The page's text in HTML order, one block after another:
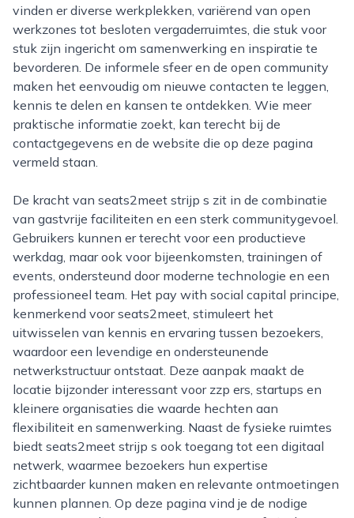
vinden er diverse werkplekken, variërend van open
werkzones tot besloten vergaderruimtes, die stuk voor
stuk zijn ingericht om samenwerking en inspiratie te
bevorderen. De informele sfeer en de open community
maken het eenvoudig om nieuwe contacten te leggen,
kennis te delen en kansen te ontdekken. Wie meer
praktische informatie zoekt, kan terecht bij de
contactgegevens en de website die op deze pagina
vermeld staan.
De kracht van seats2meet strijp s zit in de combinatie
van gastvrije faciliteiten en een sterk communitygevoel.
Gebruikers kunnen er terecht voor een productieve
werkdag, maar ook voor bijeenkomsten, trainingen of
events, ondersteund door moderne technologie en een
professioneel team. Het pay with social capital principe,
kenmerkend voor seats2meet, stimuleert het
uitwisselen van kennis en ervaring tussen bezoekers,
waardoor een levendige en ondersteunende
netwerkstructuur ontstaat. Deze aanpak maakt de
locatie bijzonder interessant voor zzp ers, startups en
kleinere organisaties die waarde hechten aan
flexibiliteit en samenwerking. Naast de fysieke ruimtes
biedt seats2meet strijp s ook toegang tot een digitaal
netwerk, waarmee bezoekers hun expertise
zichtbaarder kunnen maken en relevante ontmoetingen
kunnen plannen. Op deze pagina vind je de nodige